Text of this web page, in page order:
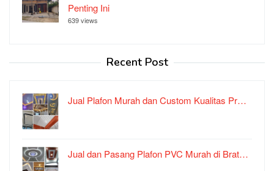
Penting Ini
639 views
Recent Post
Jual Plafon Murah dan Custom Kualitas Pr…
Jual dan Pasang Plafon PVC Murah di Brat…